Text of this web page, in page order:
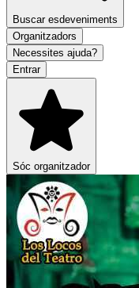
Buscar esdeveniments
Organitzadors
Necessites ajuda?
Entrar
Sóc organitzador